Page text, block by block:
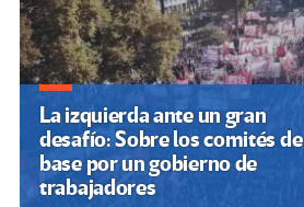
La izquierda ante un gran
desafío: Sobre los comités de
base por un gobierno de
trabajadores